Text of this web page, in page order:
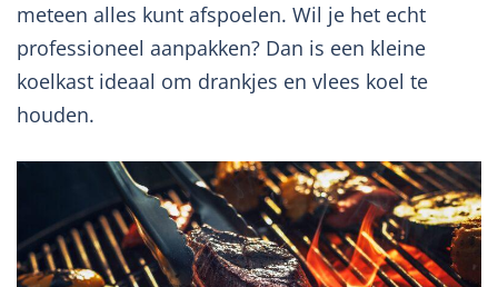
meteen alles kunt afspoelen. Wil je het echt
professioneel aanpakken? Dan is een kleine
koelkast ideaal om drankjes en vlees koel te
houden.